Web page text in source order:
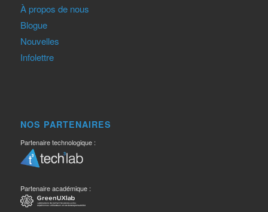
À propos de nous
Blogue
Nouvelles
Infolettre
NOS PARTENAIRES
Partenaire technologique :
Partenaire académique :